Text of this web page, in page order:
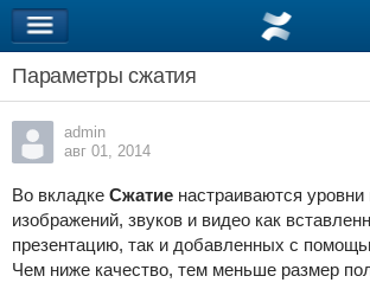
Параметры сжатия
admin
авг 01, 2014
Во вкладке Сжатиенастраиваются уровни
изображений, звуков и видео как
презентацию, так и добавленных с
Чем ниже качество, тем меньше размер